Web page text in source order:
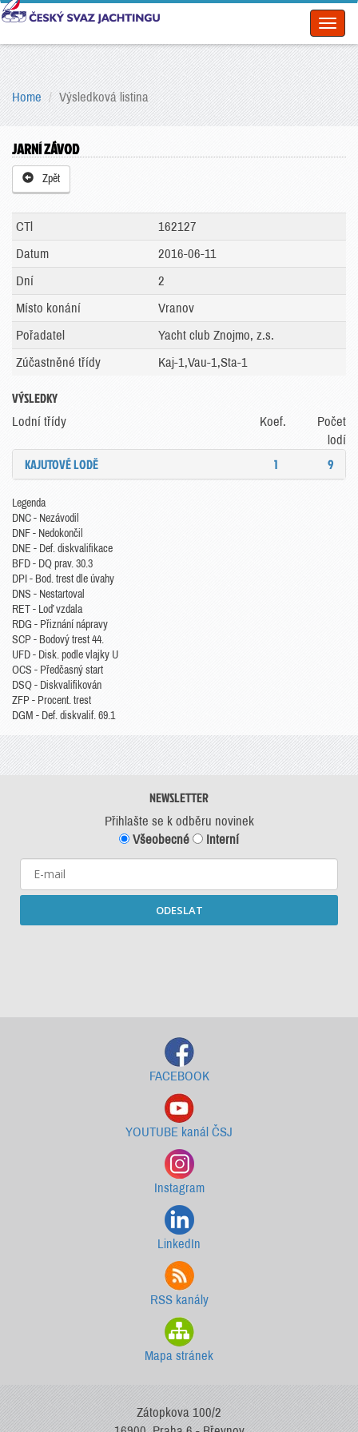
Home Výsledková listina
JARNÍ ZÁVOD
Zpět
CTl
162127
Datum
2016-06-11
Dní
2
Místo konání
Vranov
Pořadatel
Yacht club Znojmo, z.s.
Zúčastněné třídy
Kaj-1,Vau-1,Sta-1
VÝSLEDKY
Lodní třídy Koef.
Počet
lodí
KAJUTOVÉ LODĚ 1 9
Legenda
DNC - Nezávodil
DNF - Nedokončil
DNE - Def. diskvalifikace
BFD - DQ prav. 30.3
DPI - Bod. trest dle úvahy
DNS - Nestartoval
RET - Loď vzdala
RDG - Přiznání nápravy
SCP - Bodový trest 44.
UFD - Disk. podle vlajky U
OCS - Předčasný start
DSQ - Diskvalifikován
ZFP - Procent. trest
DGM - Def. diskvalif. 69.1
NEWSLETTER
Přihlašte se k odběru novinek
Všeobecné
Interní
ODESLAT
FACEBOOK
YOUTUBE kanál ČSJ
Instagram
LinkedIn
RSS kanály
Mapa stránek
Zátopkova 100/2